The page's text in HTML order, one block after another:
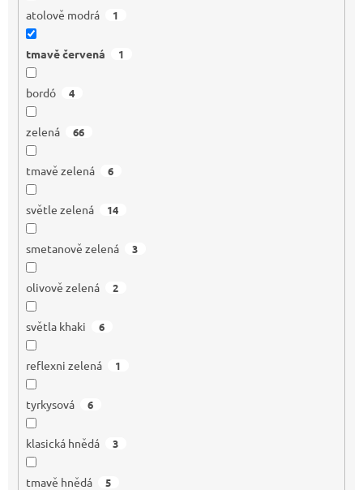
atolově modrá 1
tmavě červená 1
bordó 4
zelená 66
tmavě zelená 6
světle zelená 14
smetanově zelená 3
olivově zelená 2
světla khaki 6
reflexni zelená 1
tyrkysová 6
klasická hnědá 3
tmavě hnědá 5